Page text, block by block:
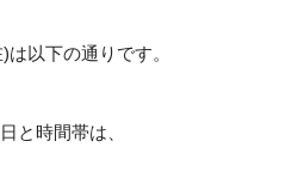
以下の通りです。
と時間帯は、